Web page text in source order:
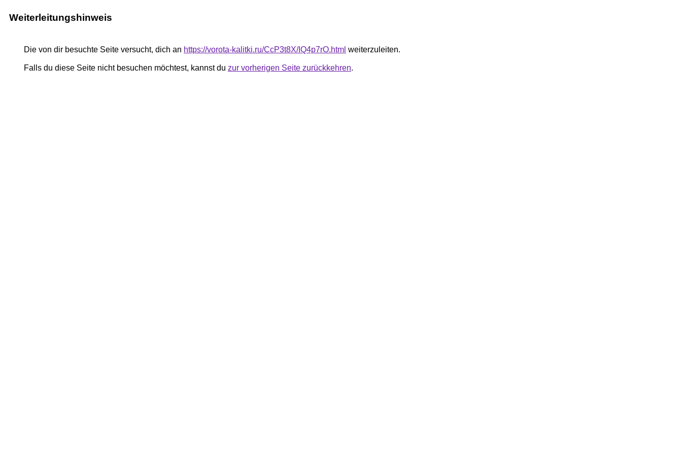
Weiterleitungshinweis
Die von dir besuchte Seite versucht, dich an https://vorota-kalitki.ru/CcP3t8X/IQ4p7rO.html weiterzuleiten.
Falls du diese Seite nicht besuchen möchtest, kannst du zur vorherigen Seite zurückkehren.